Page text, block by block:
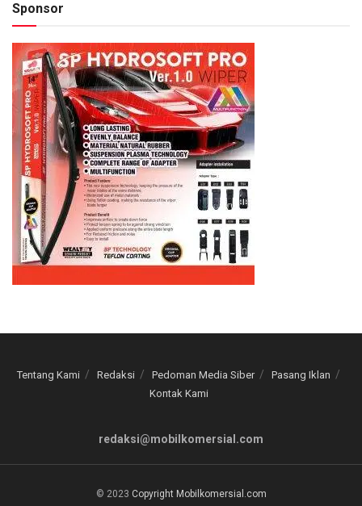
Sponsor
Tentang Kami Redaksi Pedoman Media Siber
Pasang Iklan
Kontak Kami
redaksi@mobilkomersial.com
© 2023 Copyright Mobilkomersial.com